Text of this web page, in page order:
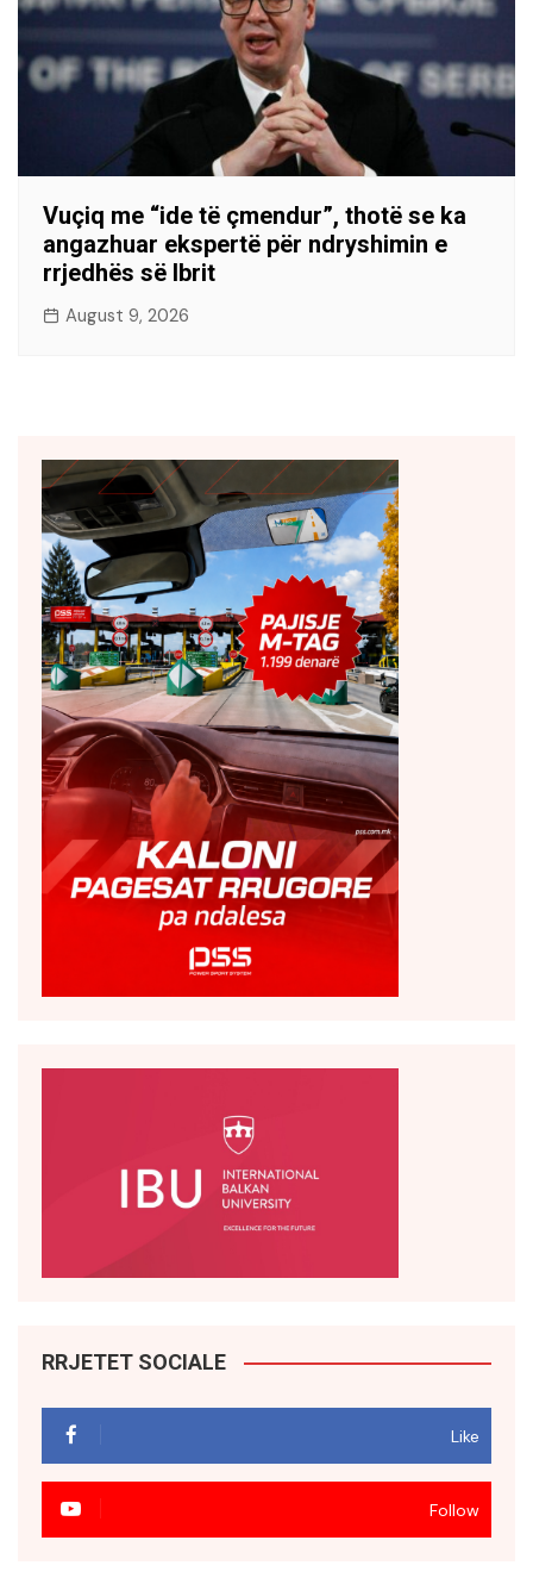
Vuçiq me “ide të çmendur”, thotë se ka
angazhuar ekspertë për ndryshimin e
rrjedhës së Ibrit
August 9, 2026
RRJETET SOCIALE
Like
Follow